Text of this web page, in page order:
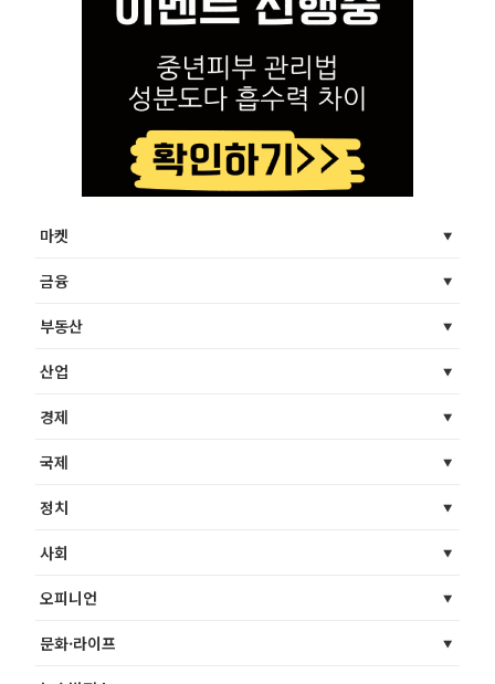
마켓
금융
부동산
산업
경제
국제
정치
사회
오피니언
문화·라이프